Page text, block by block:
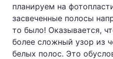
планируем на
засвеченные полосы
то было! Оказывается,
более сложный узор из
белых полос. Это